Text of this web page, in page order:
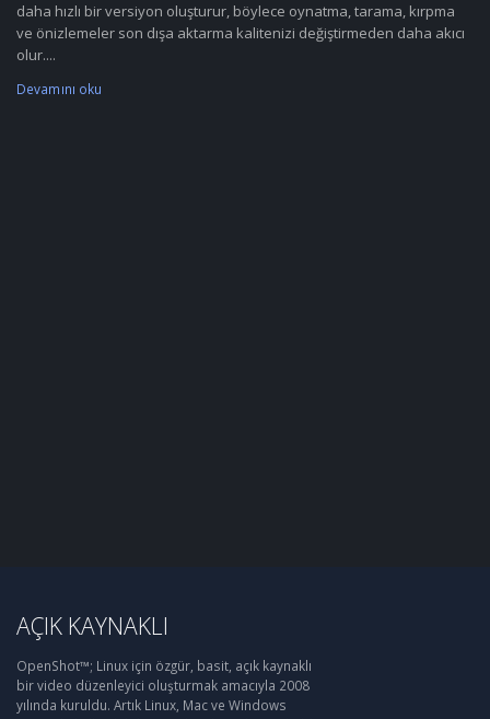
daha hızlı bir versiyon oluşturur, böylece oynatma, tarama, kırpma
ve önizlemeler son dışa aktarma kalitenizi değiştirmeden daha akıcı
olur....
Devamını oku
AÇIK KAYNAKLI
OpenShot™; Linux için özgür, basit, açık kaynaklı
bir video düzenleyici oluşturmak amacıyla 2008
yılında kuruldu. Artık Linux, Mac ve Windows